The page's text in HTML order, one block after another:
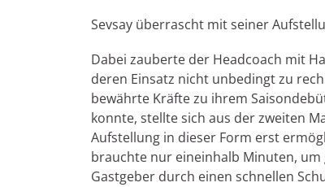
Sevsay überrascht mit seiner
Dabei zauberte der Headcoach mit
deren Einsatz nicht unbedingt zu
bewährte Kräfte zu ihrem
konnte, stellte sich aus der zweiten
Aufstellung in dieser Form erst
brauchte nur eineinhalb Minuten,
Gastgeber durch einen schnellen